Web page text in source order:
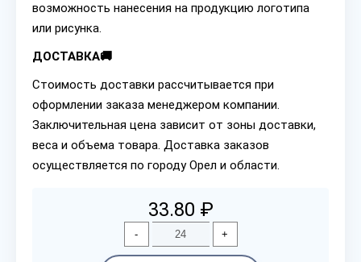
возможность нанесения на продукцию логотипа
или рисунка.
ДОСТАВКА🚚
Стоимость доставки рассчитывается при
оформлении заказа менеджером компании.
Заключительная цена зависит от зоны доставки,
веса и объема товара. Доставка заказов
осуществляется по городу Орел и области.
33.80 ₽
- +